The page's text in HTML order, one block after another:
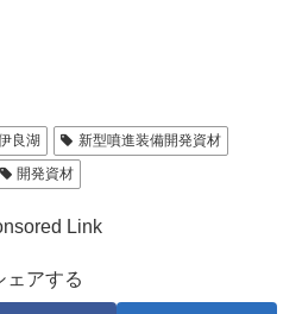
良湖
新型噴進装備開発資材
開発資材
Link
ェアする